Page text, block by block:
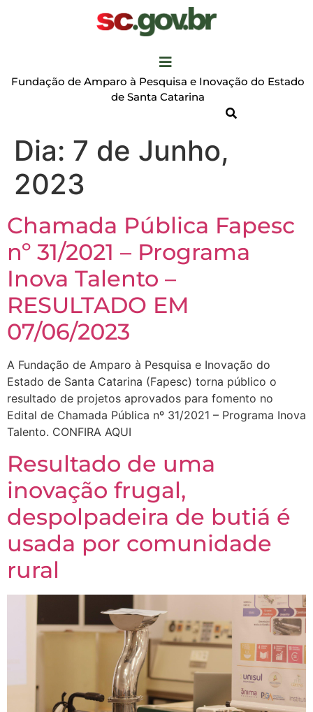
Fundação de Amparo à Pesquisa e Inovação do Estado
de Santa Catarina
Dia: 7 de Junho,
2023
Chamada Pública Fapesc
nº 31/2021 – Programa
Inova Talento –
RESULTADO EM
07/06/2023
A Fundação de Amparo à Pesquisa e Inovação do
Estado de Santa Catarina (Fapesc) torna público o
resultado de projetos aprovados para fomento no
Edital de Chamada Pública nº 31/2021 – Programa Inova
Talento. CONFIRA AQUI
Resultado de uma
inovação frugal,
despolpadeira de butiá é
usada por comunidade
rural